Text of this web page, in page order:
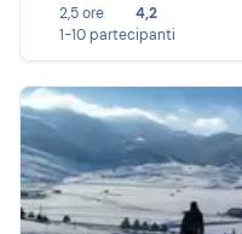
2,5 ore
4,2
1-10 partecipanti